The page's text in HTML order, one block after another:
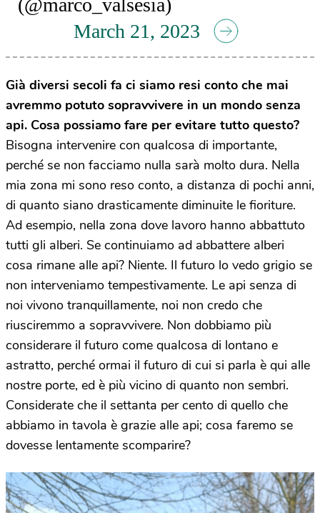
(@marco_valsesia)
March 21, 2023
Già diversi secoli fa ci siamo resi conto che mai
avremmo potuto sopravvivere in un mondo senza
api. Cosa possiamo fare per evitare tutto questo?
Bisogna intervenire con qualcosa di importante,
perché se non facciamo nulla sarà molto dura. Nella
mia zona mi sono reso conto, a distanza di pochi anni,
di quanto siano drasticamente diminuite le fioriture.
Ad esempio, nella zona dove lavoro hanno abbattuto
tutti gli alberi. Se continuiamo ad abbattere alberi
cosa rimane alle api? Niente. Il futuro lo vedo grigio se
non interveniamo tempestivamente. Le api senza di
noi vivono tranquillamente, noi non credo che
riusciremmo a sopravvivere. Non dobbiamo più
considerare il futuro come qualcosa di lontano e
astratto, perché ormai il futuro di cui si parla è qui alle
nostre porte, ed è più vicino di quanto non sembri.
Considerate che il settanta per cento di quello che
abbiamo in tavola è grazie alle api; cosa faremo se
dovesse lentamente scomparire?